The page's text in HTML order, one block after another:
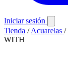
Iniciar sesión
Tienda / Acuarelas /
WITH